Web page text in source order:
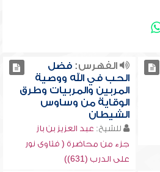
الفهرس:فضل
الحب في الله ووصية
المربين والمربيات وطرق
الوقاية من وساوس
الشيطان
للشيخ: عبد العزيز بن باز
جزء من محاضرة ( فتاوى نور
على الدرب (631))